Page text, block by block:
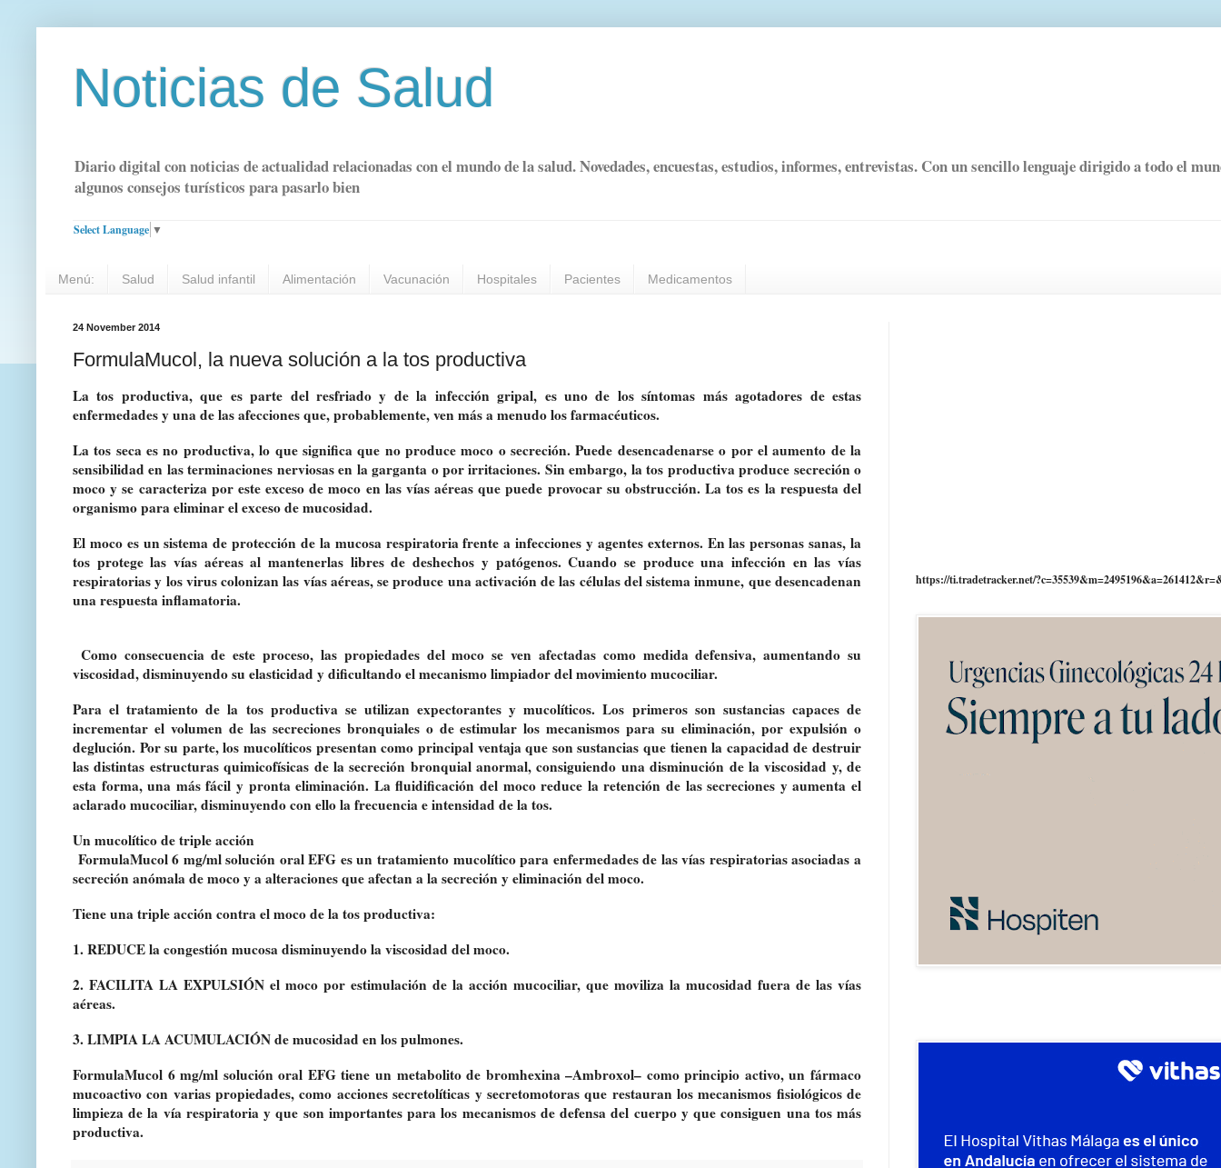
Noticias de Salud
Diario digital con noticias de actualidad relacionadas con el mundo de la salud. Novedades, encuestas, estudios, informes, entrevistas. Con un sencillo lenguaje dirigido a todo el
algunos consejos turísticos para pasarlo bien
Select Language ▼
Menú: Salud Salud infantil Alimentación Vacunación Hospitales Pacientes Medicamentos
24 November 2014
FormulaMucol, la nueva solución a la tos productiva
La tos productiva, que es parte del resfriado y de la infección gripal, es uno de los síntomas más agotadores de estas
enfermedades y una de las afecciones que, probablemente, ven más a menudo los farmacéuticos.
La tos seca es no productiva, lo que significa que no produce moco o secreción. Puede desencadenarse o por el aumento de la
sensibilidad en las terminaciones nerviosas en la garganta o por irritaciones. Sin embargo, la tos productiva produce secreción o
moco y se caracteriza por este exceso de moco en las vías aéreas que puede provocar su obstrucción. La tos es la respuesta del
organismo para eliminar el exceso de mucosidad.
El moco es un sistema de protección de la mucosa respiratoria frente a infecciones y agentes externos. En las personas sanas, la
tos protege las vías aéreas al mantenerlas libres de deshechos y patógenos. Cuando se produce una infección en las vías
respiratorias y los virus colonizan las vías aéreas, se produce una activación de las células del sistema inmune, que desencadenan
una respuesta inflamatoria.
Como consecuencia de este proceso, las propiedades del moco se ven afectadas como medida defensiva, aumentando su
viscosidad, disminuyendo su elasticidad y dificultando el mecanismo limpiador del movimiento mucociliar.
Para el tratamiento de la tos productiva se utilizan expectorantes y mucolíticos. Los primeros son sustancias capaces de
incrementar el volumen de las secreciones bronquiales o de estimular los mecanismos para su eliminación, por expulsión o
deglución. Por su parte, los mucolíticos presentan como principal ventaja que son sustancias que tienen la capacidad de destruir
las distintas estructuras quimicofísicas de la secreción bronquial anormal, consiguiendo una disminución de la viscosidad y, de
esta forma, una más fácil y pronta eliminación. La fluidificación del moco reduce la retención de las secreciones y aumenta el
aclarado mucociliar, disminuyendo con ello la frecuencia e intensidad de la tos.
Un mucolítico de triple acción
FormulaMucol 6 mg/ml solución oral EFG es un tratamiento mucolítico para enfermedades de las vías respiratorias asociadas a
secreción anómala de moco y a alteraciones que afectan a la secreción y eliminación del moco.
Tiene unatriple acción contra el moco de la tos productiva:
1. REDUCEla congestión mucosa disminuyendo la viscosidad del moco.
2. FACILITA LA EXPULSIÓN el moco por estimulación de la acción mucociliar, que moviliza la mucosidad fuera de las vías
aéreas.
3. LIMPIA LA ACUMULACIÓNde mucosidad en los pulmones.
FormulaMucol 6 mg/ml solución oral EFG tiene un metabolito de bromhexina –Ambroxol– como principio activo, un fármaco
mucoactivo con varias propiedades, como acciones secretolíticas y secretomotoras que restauran los mecanismos fisiológicos de
limpieza de la vía respiratoria y que son importantes para los mecanismos de defensa del cuerpo y que consiguen una tos más
productiva.
https://ti.tradetracker.net/